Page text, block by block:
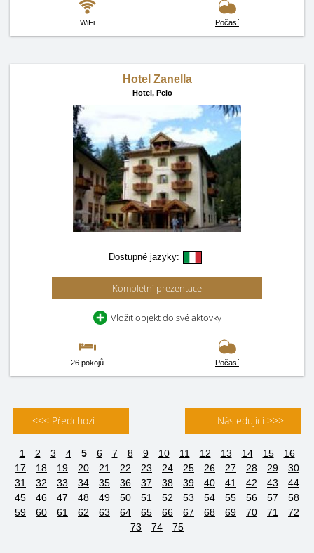
WiFi Počasí
Hotel Zanella
Hotel, Peio
Dostupné jazyky:
Kompletní prezentace
Vložit objekt do své aktovky
26 pokojů Počasí
<<< Předchozí Následující >>>
1 2 3 4 5 6 7 8 9 10 11 12 13 14 15
16
17
18 19 20 21 22 23 24 25 26 27 28 29
30
31
32 33 34 35 36 37 38 39 40 41 42 43
44
45
46 47 48 49 50 51 52 53 54 55 56 57
58
59
60 61 62 63 64 65 66 67 68 69 70 71
72
73
74 75